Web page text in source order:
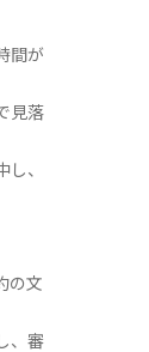
間が
見落
、
の文
、審